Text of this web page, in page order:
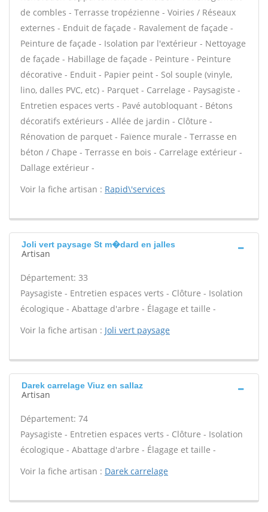
de combles - Terrasse tropézienne - Voiries / Réseaux
externes - Enduit de façade - Ravalement de façade -
Peinture de façade - Isolation par l'extérieur - Nettoyage
de façade - Habillage de façade - Peinture - Peinture
décorative - Enduit - Papier peint - Sol souple (vinyle,
lino, dalles PVC, etc) - Parquet - Carrelage - Paysagiste -
Entretien espaces verts - Pavé autobloquant - Bétons
décoratifs extérieurs - Allée de jardin - Clôture -
Rénovation de parquet - Faïence murale - Terrasse en
béton / Chape - Terrasse en bois - Carrelage extérieur -
Dallage extérieur -
Voir la fiche artisan : Rapid\'services
Joli vert paysage St m�dard en jalles
Artisan
Département: 33
Paysagiste - Entretien espaces verts - Clôture - Isolation
écologique - Abattage d'arbre - Élagage et taille -
Voir la fiche artisan : Joli vert paysage
Darek carrelage Viuz en sallaz
Artisan
Département: 74
Paysagiste - Entretien espaces verts - Clôture - Isolation
écologique - Abattage d'arbre - Élagage et taille -
Voir la fiche artisan : Darek carrelage